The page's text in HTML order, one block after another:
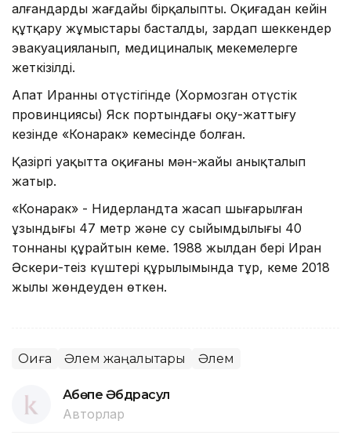
алғандардың жағдайы бірқалыпты. Оқиғадан кейін
құтқару жұмыстары басталды, зардап шеккендер
эвакуацияланып, медициналық мекемелерге
жеткізілді.
Апат Иранның оңтүстігінде (Хормозган оңтүстік
провинциясы) Яск портындағы оқу-жаттығу
кезінде «Конарак» кемесінде болған.
Қазіргі уақытта оқиғаның мән-жайы анықталып
жатыр.
«Конарак» - Нидерландта жасап шығарылған
ұзындығы 47 метр және су сыйымдылығы 40
тоннаны құрайтын кеме. 1988 жылдан бері Иран
Әскери-теңіз күштері құрылымында тұр, кеме 2018
жылы жөндеуден өткен.
Оқиға Әлем жаңалықтары Әлем
Ақбөпе Әбдрасул
Авторлар